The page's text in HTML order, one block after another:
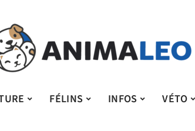
FÉLINS INFOS VÉTO